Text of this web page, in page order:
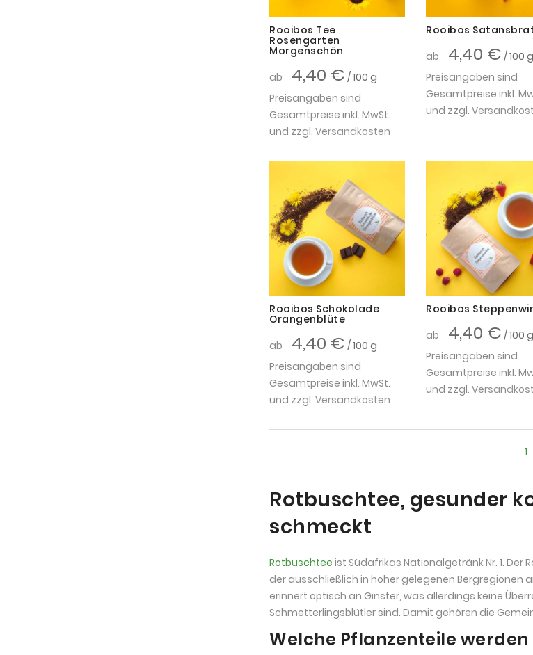
Rooibos Tee
Rosengarten
Morgenschön
ab
4,40 € / 100 g
Preisangaben sind
Gesamtpreise inkl. MwSt.
und zzgl. Versandkosten
Rooibos
ab
4,40 € / 100 g
Preisangaben sind
Gesamtpreise inkl.
und zzgl.
Rooibos Schokolade
Orangenblüte
ab
4,40 € / 100 g
Preisangaben sind
Gesamtpreise inkl. MwSt.
und zzgl. Versandkosten
Rooibos
ab
4,40 € / 100 g
Preisangaben sind
Gesamtpreise inkl.
und zzgl.
1
Rotbuschtee, gesunder
schmeckt
Rotbuschtee ist Südafrikas Nationalgetränk Nr. 1.
der ausschließlich in höher gelegenen Bergregionen
erinnert optisch an Ginster, was allerdings keine
Schmetterlingsblütler sind. Damit gehören die
Welche Pflanzenteile werden